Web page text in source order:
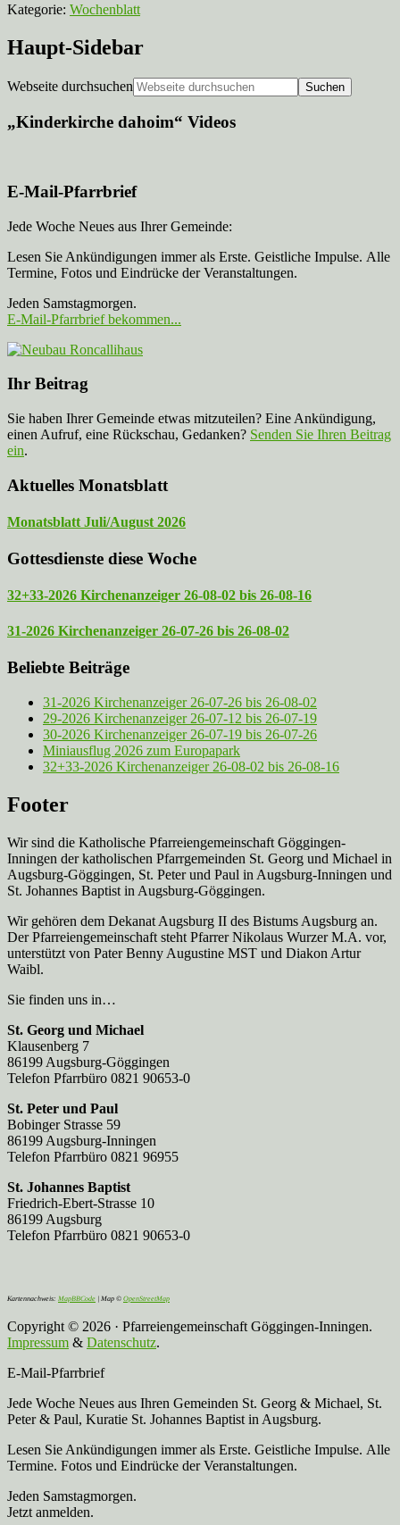
Kategorie: Wochenblatt
Haupt-Sidebar
Webseite durchsuchen
„Kinderkirche dahoim“ Videos
E-Mail-Pfarrbrief
Jede Woche Neues aus Ihrer Gemeinde:
Lesen Sie Ankündigungen immer als Erste. Geistliche Impulse. Alle
Termine, Fotos und Eindrücke der Veranstaltungen.
Jeden Samstagmorgen.
E-Mail-Pfarrbrief bekommen...
Ihr Beitrag
Sie haben Ihrer Gemeinde etwas mitzuteilen? Eine Ankündigung,
einen Aufruf, eine Rückschau, Gedanken? Senden Sie Ihren Beitrag
ein.
Aktuelles Monatsblatt
Monatsblatt Juli/August 2026
Gottesdienste diese Woche
32+33-2026 Kirchenanzeiger 26-08-02 bis 26-08-16
31-2026 Kirchenanzeiger 26-07-26 bis 26-08-02
Beliebte Beiträge
31-2026 Kirchenanzeiger 26-07-26 bis 26-08-02
29-2026 Kirchenanzeiger 26-07-12 bis 26-07-19
30-2026 Kirchenanzeiger 26-07-19 bis 26-07-26
Miniausflug 2026 zum Europapark
32+33-2026 Kirchenanzeiger 26-08-02 bis 26-08-16
Footer
Wir sind die Katholische Pfarreien­gemeinschaft Göggingen-
Inningen der katholischen Pfarrgemeinden St. Georg und Michael in
Augsburg-Göggingen, St. Peter und Paul in Augsburg-Inningen und
St. Johannes Baptist in Augsburg-Göggingen.
Wir gehören dem Dekanat Augsburg II des Bistums Augsburg an.
Der Pfarreien­gemeinschaft steht Pfarrer Nikolaus Wurzer M.A. vor,
unterstützt von Pater Benny Augustine MST und Diakon Artur
Waibl.
Sie finden uns in…
St. Georg und Michael
Klausenberg 7
86199 Augsburg-Göggingen
Telefon Pfarrbüro 0821 90653-0
St. Peter und Paul
Bobinger Strasse 59
86199 Augsburg-Inningen
Telefon Pfarrbüro 0821 96955
St. Johannes Baptist
Friedrich-Ebert-Strasse 10
86199 Augsburg
Telefon Pfarrbüro 0821 90653-0
Kartennachweis: MapBBCode | Map © OpenStreetMap
Copyright © 2026 · Pfarreiengemeinschaft Göggingen-Inningen.
Impressum & Datenschutz.
E-Mail-Pfarrbrief
Jede Woche Neues aus Ihren Gemeinden St. Georg & Michael, St.
Peter & Paul, Kuratie St. Johannes Baptist in Augsburg.
Lesen Sie Ankündigungen immer als Erste. Geistliche Impulse. Alle
Termine. Fotos und Eindrücke der Veranstaltungen.
Jeden Samstagmorgen.
Jetzt anmelden.